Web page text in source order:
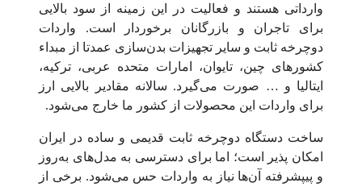
وارداتی هستند و فعالیت در این زمینه از سود بالایی
برای تاجران و بازرگانان برخوردار است. واردات
دوچرخه ثابت و سایر تجهیزات بدن‌سازی عمدتا از مبداء
کشورهای چین، تایوان، امارات متحده عربی، ترکیه،
ایتالیا و … صورت می‌گیرد. سالانه مقادیر بالایی ارز
برای واردات این محصولات از کشور ما خارج می‌شود.
ساخت دستگاه دوچرخه ثابت قدیمی و ساده در ایران
امکان پذیر است؛ اما برای دسترسی به مدل‌های به‌روز
و پیپشرفته آن‌ها نیاز به واردات حس می‌شود. برخی از